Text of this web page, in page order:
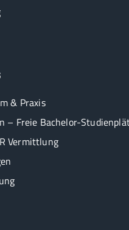
& Praxis
– Freie Bachelor-
Vermittlung